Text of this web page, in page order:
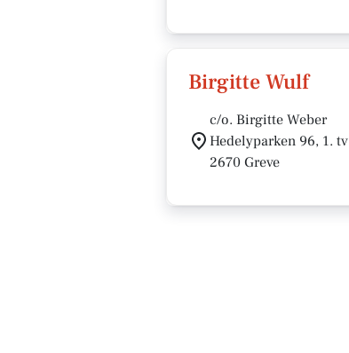
Birgitte Wulf
c/o. Birgitte Weber
Hedelyparken 96, 1. tv
2670 Greve